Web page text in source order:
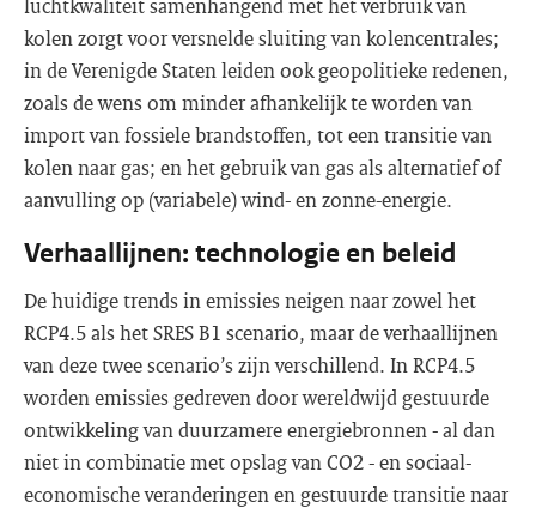
luchtkwaliteit samenhangend met het verbruik van
kolen zorgt voor versnelde sluiting van kolencentrales;
in de Verenigde Staten leiden ook geopolitieke redenen,
zoals de wens om minder afhankelijk te worden van
import van fossiele brandstoffen, tot een transitie van
kolen naar gas; en het gebruik van gas als alternatief of
aanvulling op (variabele) wind- en zonne-energie.
Verhaallijnen: technologie en beleid
De huidige trends in emissies neigen naar zowel het
RCP4.5 als het SRES B1 scenario, maar de verhaallijnen
van deze twee scenario’s zijn verschillend. In RCP4.5
worden emissies gedreven door wereldwijd gestuurde
ontwikkeling van duurzamere energiebronnen - al dan
niet in combinatie met opslag van CO2 - en sociaal-
economische veranderingen en gestuurde transitie naar